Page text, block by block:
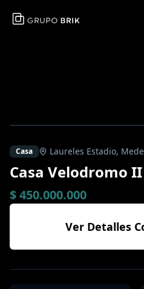
Casa Laureles Estadio,
Casa Velodromo II
$ 450.000.000
Ver Detalles